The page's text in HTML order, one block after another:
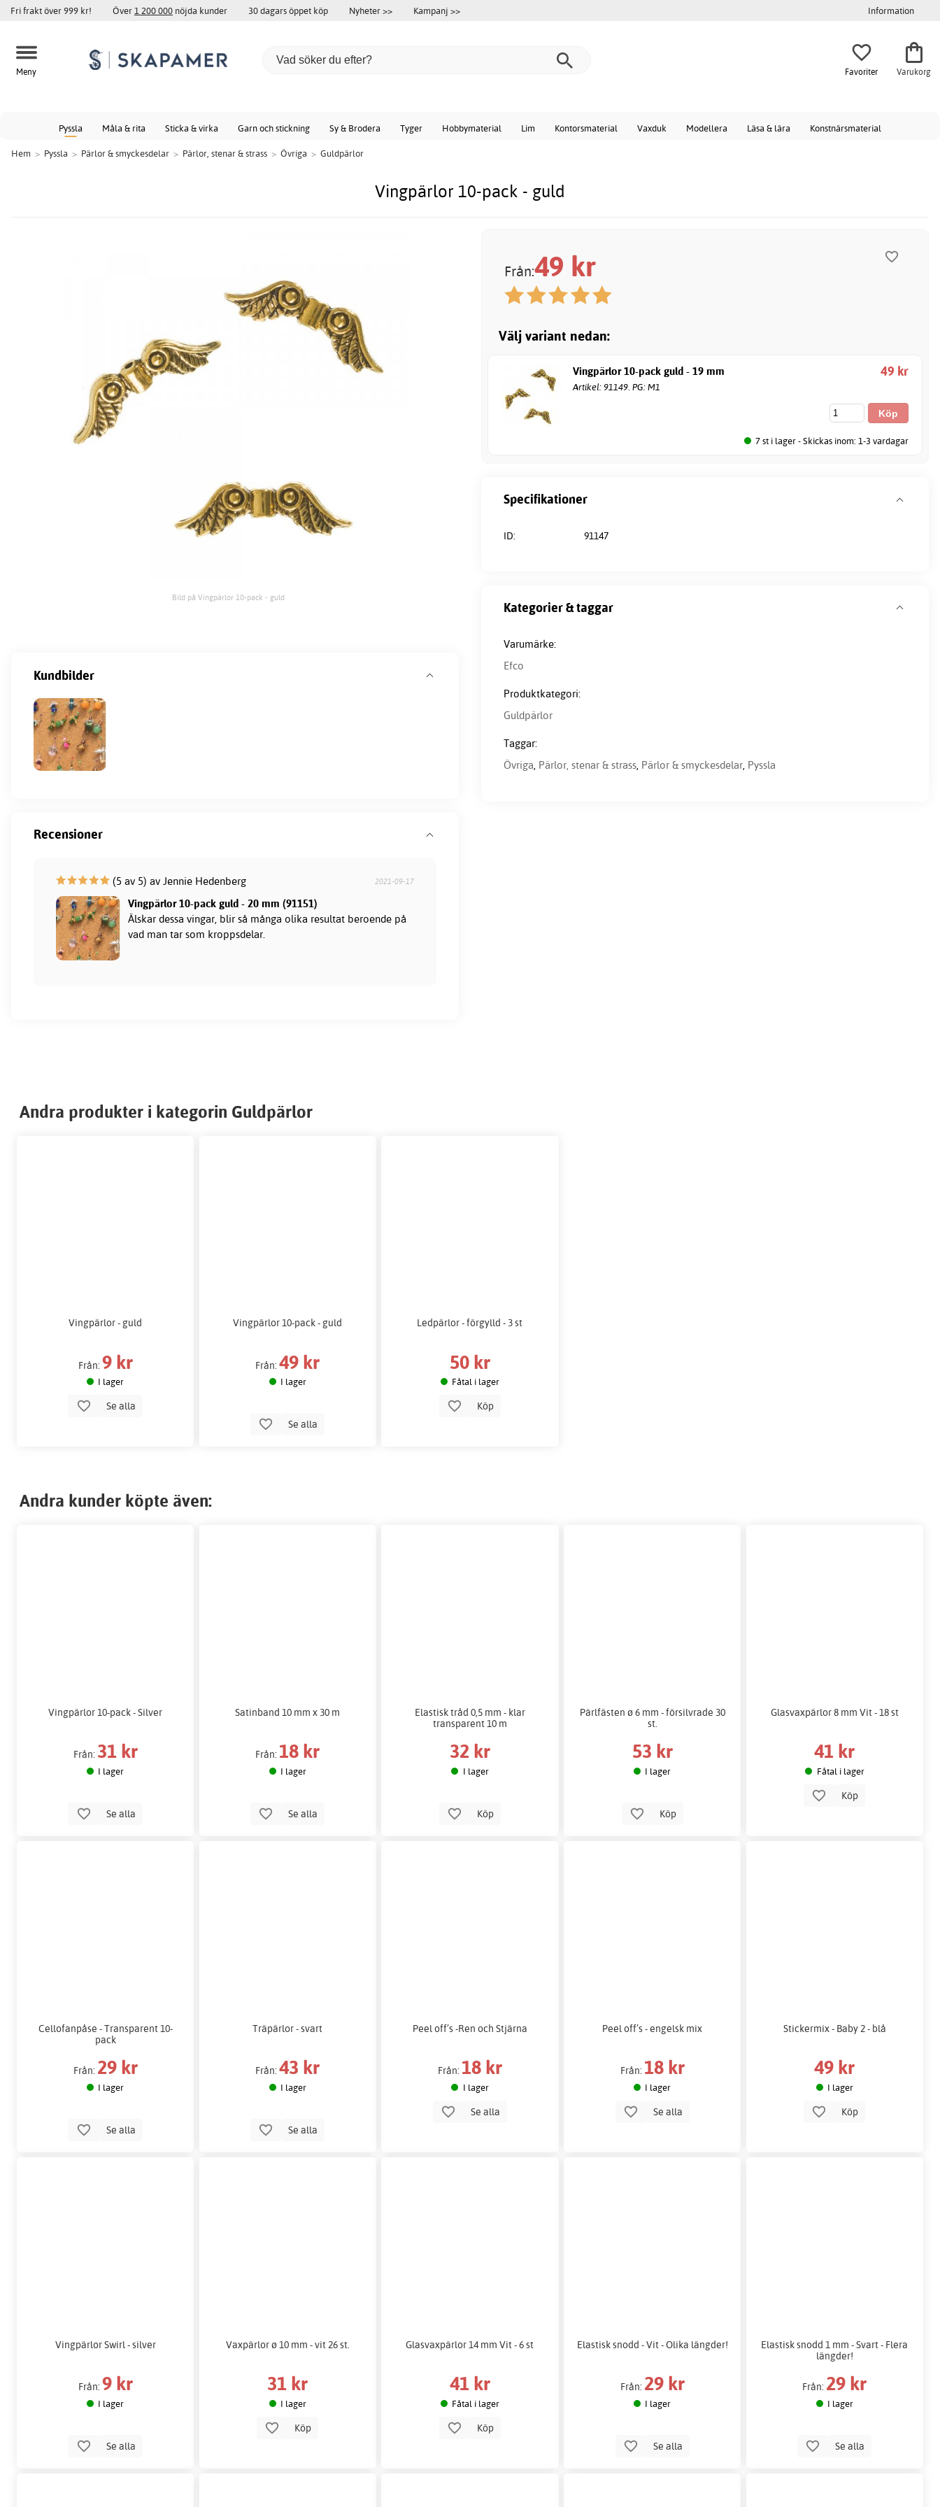
Fri frakt över 999 kr! Över1 200 000 nöjda kunder 30 dagars öppet köp Nyheter >> Kampanj >> Information
Meny Favoriter Varukorg
Pyssla Måla & rita Sticka & virka Garn och stickning Sy & Brodera Tyger Hobbymaterial Lim Kontorsmaterial Vaxduk Modellera Läsa & lära Konstnärsmaterial
Hem > Pyssla > Pärlor & smyckesdelar > Pärlor, stenar & strass > Övriga > Guldpärlor
Vingpärlor 10-pack - guld
Bild på Vingpärlor 10-pack - guld
Från:49 kr
Välj variant nedan:
Vingpärlor 10-pack guld - 19 mm
Artikel: 91149. PG: M1
49 kr
7 st i lager - Skickas inom: 1-3 vardagar
Specifikationer
ID: 91147
Kategorier & taggar
Varumärke:
Efco
Produktkategori:
Guldpärlor
Taggar:
Övriga, Pärlor, stenar & strass, Pärlor & smyckesdelar, Pyssla
Kundbilder
Recensioner
(5 av 5) av Jennie Hedenberg 2021-09-17
Vingpärlor 10-pack guld - 20 mm (91151)
Älskar dessa vingar, blir så många olika resultat beroende på
vad man tar som kroppsdelar.
Andra produkter i kategorin Guldpärlor
Vingpärlor - guld
Från: 9 kr
I lager
Se alla
Vingpärlor 10-pack - guld
Från:49 kr
I lager
Se alla
Ledpärlor - förgylld - 3 st
50 kr
Fåtal i lager
Köp
Andra kunder köpte även:
Vingpärlor 10-pack - Silver
Från: 31 kr
I lager
Se alla
Satinband 10 mm x 30 m
Från: 18 kr
I lager
Se alla
Elastisk tråd 0,5 mm - klar
transparent 10 m
32 kr
I lager
Köp
Pärlfästen ø 6 mm - försilvrade 30
st.
53 kr
I lager
Köp
Glasvaxpärlor 8 mm Vit - 18 st
41 kr
Fåtal i lager
Köp
Cellofanpåse - Transparent 10-
pack
Från: 29 kr
I lager
Se alla
Träpärlor - svart
Från:43 kr
I lager
Se alla
Peel off’s -Ren och Stjärna
Från: 18 kr
I lager
Se alla
Peel off’s - engelsk mix
Från: 18 kr
I lager
Se alla
Stickermix - Baby 2 - blå
49 kr
I lager
Köp
Vingpärlor Swirl - silver
Från: 9 kr
I lager
Se alla
Vaxpärlor ø 10 mm - vit 26 st.
31 kr
I lager
Köp
Glasvaxpärlor 14 mm Vit - 6 st
41 kr
Fåtal i lager
Köp
Elastisk snodd - Vit - Olika längder!
Från: 29 kr
I lager
Se alla
Elastisk snodd 1 mm - Svart - Flera
längder!
Från: 29 kr
I lager
Se alla